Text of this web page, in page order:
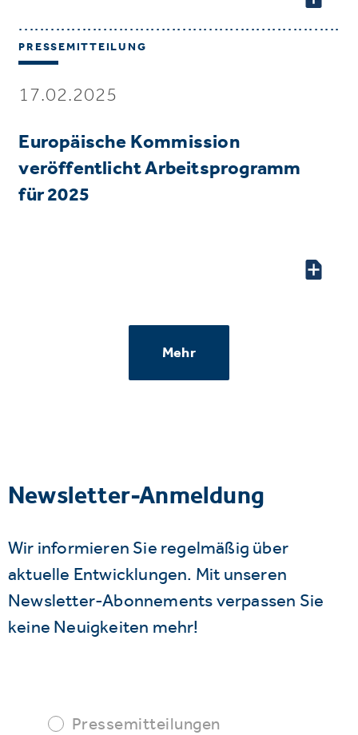
PRESSEMITTEILUNG
17.02.2025
Europäische Kommission
veröffentlicht Arbeitsprogramm
für 2025
Mehr
Newsletter-Anmeldung
Wir informieren Sie regelmäßig über
aktuelle Entwicklungen. Mit unseren
Newsletter-Abonnements verpassen Sie
keine Neuigkeiten mehr!
Pressemitteilungen